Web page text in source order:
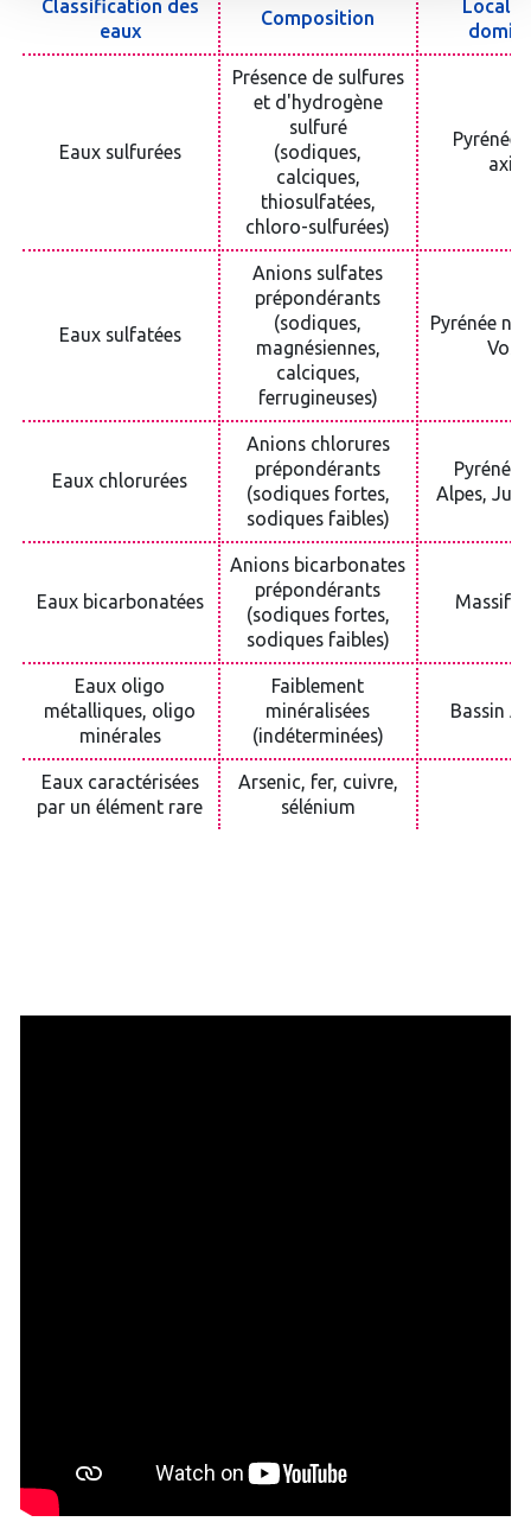
Classification des
eaux
Composition
Eaux sulfurées
Présence de sulfures
et d'hydrogène
sulfuré
(sodiques,
calciques,
thiosulfatées,
chloro-sulfurées)
Eaux sulfatées
Anions sulfates
prépondérants
(sodiques,
magnésiennes,
calciques,
ferrugineuses)
Pyrénée
Eaux chlorurées
Anions chlorures
prépondérants
(sodiques fortes,
sodiques faibles)
Alpes,
Eaux bicarbonatées
Anions bicarbonates
prépondérants
(sodiques fortes,
sodiques faibles)
Massif
Eaux oligo
métalliques, oligo
minérales
Faiblement
minéralisées
(indéterminées)
Bassin
Eaux caractérisées
par un élément rare
Arsenic, fer, cuivre,
sélénium